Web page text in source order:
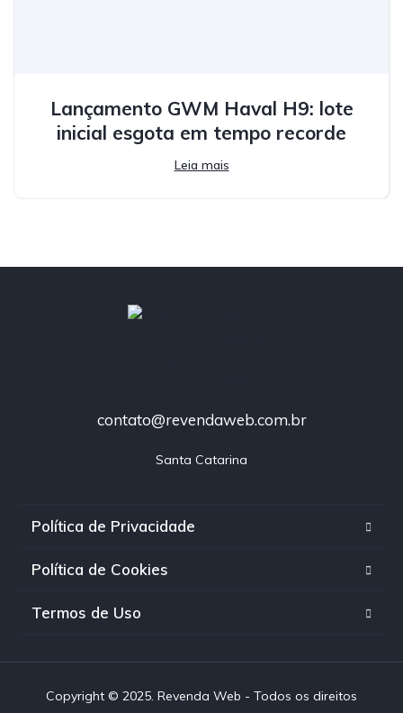
Lançamento GWM Haval H9: lote
inicial esgota em tempo recorde
Leia mais
contato@revendaweb.com.br
Santa Catarina
Política de Privacidade
Política de Cookies
Termos de Uso
Copyright © 2025. Revenda Web - Todos os direitos